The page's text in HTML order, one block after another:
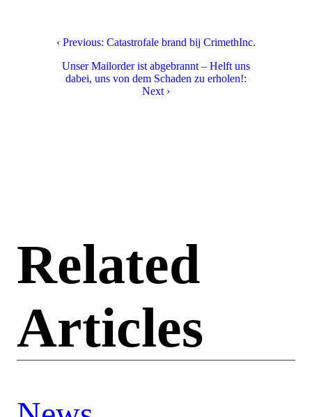
‹ Previous: Catastrofale brand bij CrimethInc.
Unser Mailorder ist abgebrannt – Helft uns
dabei, uns von dem Schaden zu erholen!:
Next ›
Related
Articles